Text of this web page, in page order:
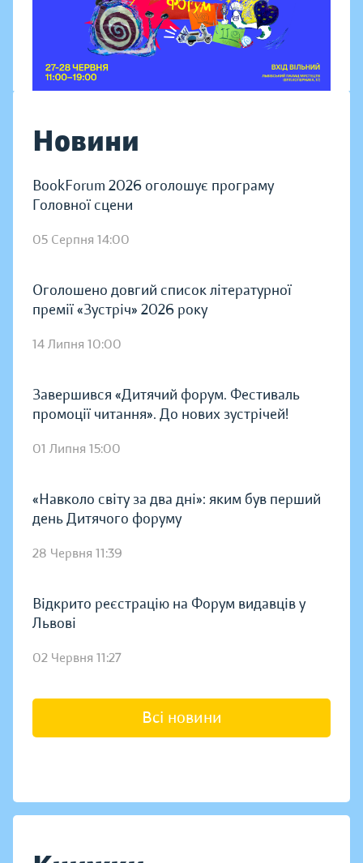
Новини
BookForum 2026 оголошує програму
Головної сцени
05 Серпня 14:00
Оголошено довгий список літературної
премії «Зустріч» 2026 року
14 Липня 10:00
Завершився «Дитячий форум. Фестиваль
промоції читання». До нових зустрічей!
01 Липня 15:00
«Навколо світу за два дні»: яким був перший
день Дитячого форуму
28 Червня 11:39
Відкрито реєстрацію на Форум видавців у
Львові
02 Червня 11:27
Всі новини